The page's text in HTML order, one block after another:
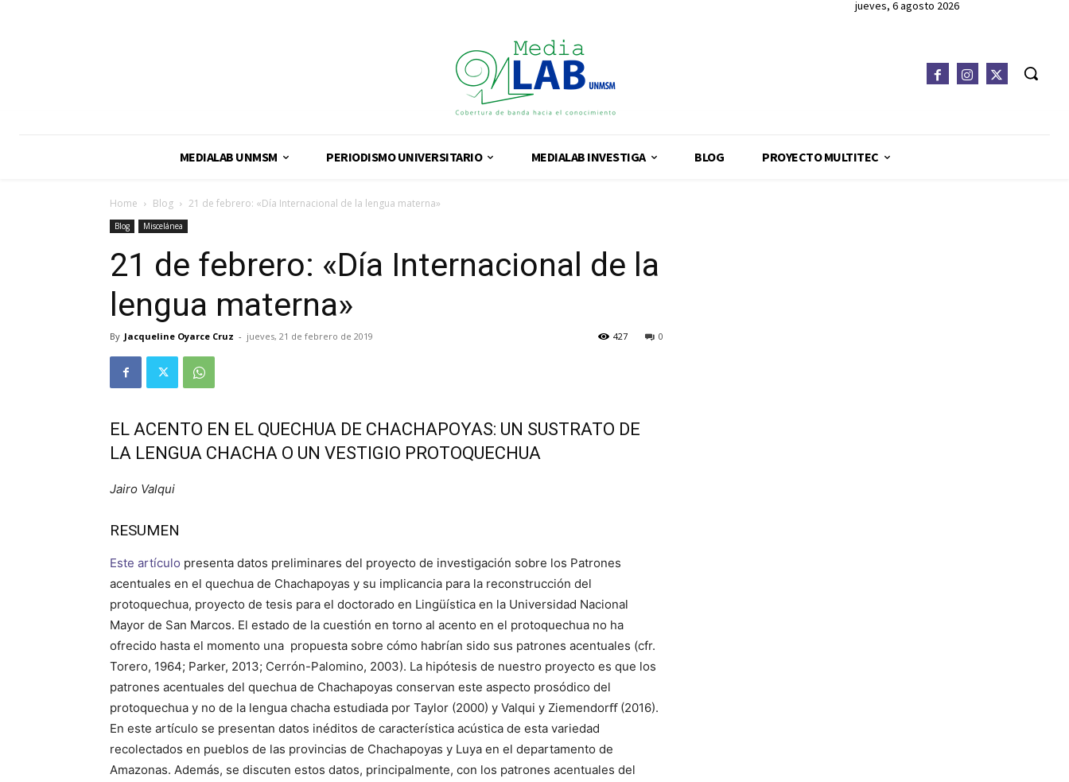
jueves, 6 agosto 2026
MEDIALAB UNMSM PERIODISMO UNIVERSITARIO MEDIALAB INVESTIGA BLOG PROYECTO MULTITEC
Home Blog 21 de febrero: «Día Internacional de la lengua materna»
Blog Miscelánea
21 de febrero: «Día Internacional de la
lengua materna»
By Jacqueline Oyarce Cruz - jueves, 21 de febrero de 2019 0
427
EL ACENTO EN EL QUECHUA DE CHACHAPOYAS: UN SUSTRATO DE
LA LENGUA CHACHA O UN VESTIGIO PROTOQUECHUA
Jairo Valqui
RESUMEN
Este artículo presenta datos preliminares del proyecto de investigación sobre los Patrones
acentuales en el quechua de Chachapoyas y su implicancia para la reconstrucción del
protoquechua, proyecto de tesis para el doctorado en Lingüística en la Universidad Nacional
Mayor de San Marcos. El estado de la cuestión en torno al acento en el protoquechua no ha
ofrecido hasta el momento una propuesta sobre cómo habrían sido sus patrones acentuales (cfr.
Torero, 1964; Parker, 2013; Cerrón-Palomino, 2003). La hipótesis de nuestro proyecto es que los
patrones acentuales del quechua de Chachapoyas conservan este aspecto prosódico del
protoquechua y no de la lengua chacha estudiada por Taylor (2000) y Valqui y Ziemendorﬀ (2016).
En este artículo se presentan datos inéditos de característica acústica de esta variedad
recolectados en pueblos de las provincias de Chachapoyas y Luya en el departamento de
Amazonas. Además, se discuten estos datos, principalmente, con los patrones acentuales del